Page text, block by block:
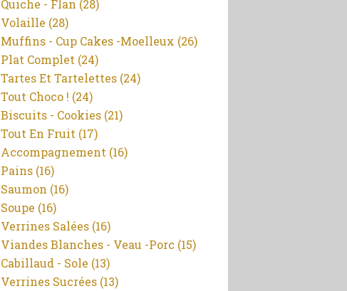
Quiche - Flan (28)
Volaille (28)
Muffins - Cup Cakes -moelleux (26)
Plat Complet (24)
Tartes Et Tartelettes (24)
Tout Choco ! (24)
Biscuits - Cookies (21)
Tout En Fruit (17)
Accompagnement (16)
Pains (16)
Saumon (16)
Soupe (16)
Verrines Salées (16)
Viandes Blanches - Veau -porc (15)
Cabillaud - Sole (13)
Verrines Sucrées (13)